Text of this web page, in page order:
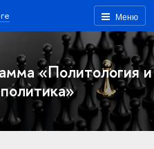
Меню
«Политология и